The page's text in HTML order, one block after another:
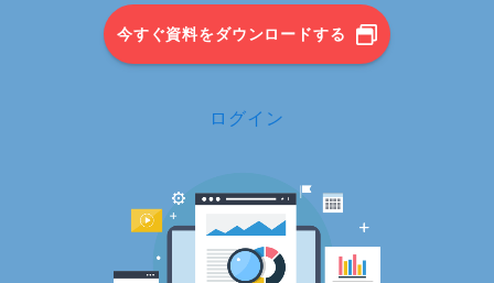
今すぐ資料をダウンロードする
ログイン